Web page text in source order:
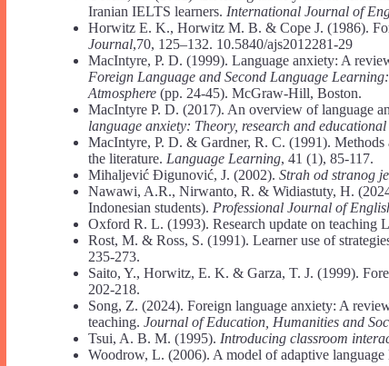
Iranian IELTS learners. International Journal of
Horwitz E. K., Horwitz M. B. & Cope J. (1986).
Journal,70, 125–132. 10.5840/ajs2012281-29
MacIntyre, P. D. (1999). Language anxiety: A
Foreign Language and Second Language
Atmosphere (pp. 24-45). McGraw-Hill, Boston.
MacIntyre P. D. (2017). An overview of language
language anxiety: Theory, research and
MacIntyre, P. D. & Gardner, R. C. (1991).
the literature. Language Learning, 41 (1), 85-117.
Mihaljević Đigunović, J. (2002). Strah od stranog
Nawawi, A.R., Nirwanto, R. & Widiastuty, H.
Indonesian students). Professional Journal of
Oxford R. L. (1993). Research update on teaching
Rost, M. & Ross, S. (1991). Learner use of
235-273.
Saito, Y., Horwitz, E. K. & Garza, T. J. (1999).
202-218.
Song, Z. (2024). Foreign language anxiety: A
teaching. Journal of Education, Humanities and
Tsui, A. B. M. (1995). Introducing classroom
Woodrow, L. (2006). A model of adaptive language